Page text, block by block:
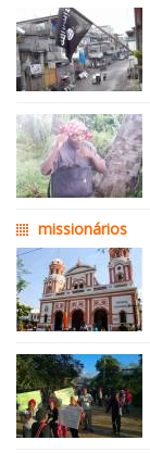
missionários